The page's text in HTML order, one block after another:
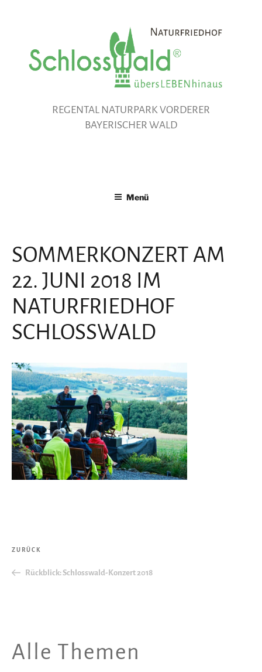
REGENTAL NATURPARK VORDERER
BAYERISCHER WALD
Menü
SOMMERKONZERT AM
22. JUNI 2018 IM
NATURFRIEDHOF
SCHLOSSWALD
Beitragsnavigation
Vorheriger
ZURÜCK
Rückblick: Schlosswald-Konzert 2018
Alle Themen